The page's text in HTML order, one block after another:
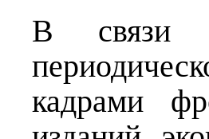
В связи
кадрами